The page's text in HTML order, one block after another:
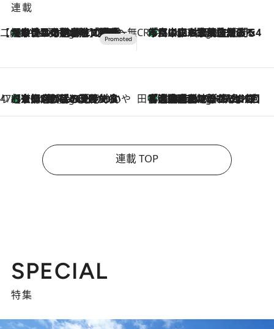
連載
【CREA×星野リゾート】唯一無二。癒しと発見が待つ場所へ
2 Hours Ago
【トンボの足水浴】ヒノキの香りに包まれて涼感マックス！約13℃の湧水かけ流しを避暑地「星野温泉 トンボの湯」で体験 CREA'S CHOICE
4 Hours Ago
「立川にも歌舞伎があるんだよ」 片岡仁左衛門・市川中車ら豪華座組みで4年目の立川立飛歌舞伎へ
47都道府県の手みやげ ひんやりスイーツで夏を満喫
4 Hours Ago
【京都府】この夏絶対食べたい 冷やしておいしいおやつ3選 ひと口目から心を掴む新緑のテリーヌ 田中稲の勝手に再ブーム
9 Hours Ago
「湘南乃風に憧れて」観客大盛上がりの“タオル回し”に、ラッパー顔負けの高速歌唱まで…さだまさし（74）のアグレッシブすぎる現在地
連載 TOP
SPECIAL
特集